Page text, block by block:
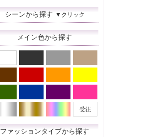
シーンから探す ▼クリック
メイン色から探す
ファッションタイプから探す